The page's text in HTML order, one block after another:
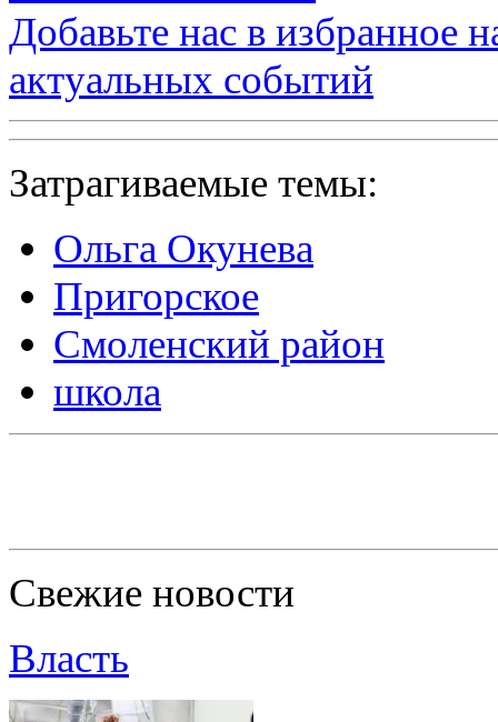
Добавьте нас в избранное
актуальных событий
Затрагиваемые темы:
Ольга Окунева
Пригорское
Смоленский район
школа
Свежие новости
Власть